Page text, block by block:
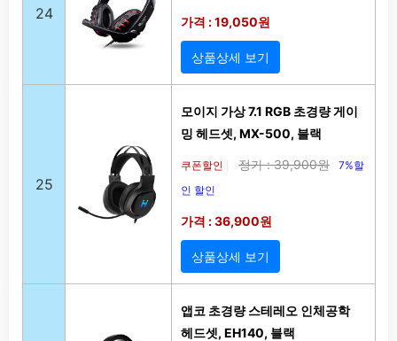
24 가격 : 19,050원
상품상세 보기
25
모이지 가상 7.1 RGB 초경량 게이
밍 헤드셋, MX-500, 블랙
쿠폰할인 정가 : 39,900원
7%할
인 할인
가격 : 36,900원
상품상세 보기
앱코 초경량 스테레오 인체공학
헤드셋, EH140, 블랙